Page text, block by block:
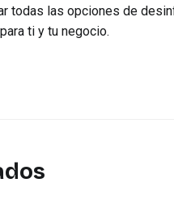
todas las opciones de
ti y tu negocio.